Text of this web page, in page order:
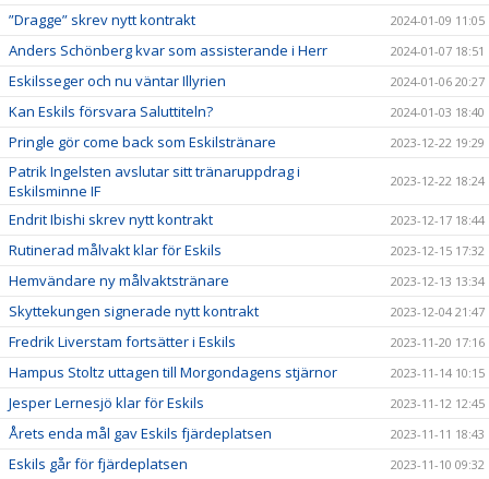
”Dragge” skrev nytt kontrakt 2024-01-09 11:05
Anders Schönberg kvar som assisterande i Herr 2024-01-07 18:51
Eskilsseger och nu väntar Illyrien 2024-01-06 20:27
Kan Eskils försvara Saluttiteln? 2024-01-03 18:40
Pringle gör come back som Eskilstränare 2023-12-22 19:29
Patrik Ingelsten avslutar sitt tränaruppdrag i
Eskilsminne IF
2023-12-22 18:24
Endrit Ibishi skrev nytt kontrakt 2023-12-17 18:44
Rutinerad målvakt klar för Eskils 2023-12-15 17:32
Hemvändare ny målvaktstränare 2023-12-13 13:34
Skyttekungen signerade nytt kontrakt 2023-12-04 21:47
Fredrik Liverstam fortsätter i Eskils 2023-11-20 17:16
Hampus Stoltz uttagen till Morgondagens stjärnor 2023-11-14 10:15
Jesper Lernesjö klar för Eskils 2023-11-12 12:45
Årets enda mål gav Eskils fjärdeplatsen 2023-11-11 18:43
Eskils går för fjärdeplatsen 2023-11-10 09:32